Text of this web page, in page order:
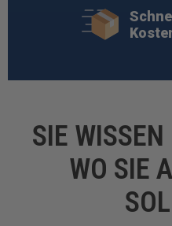
SIE
WO SIE